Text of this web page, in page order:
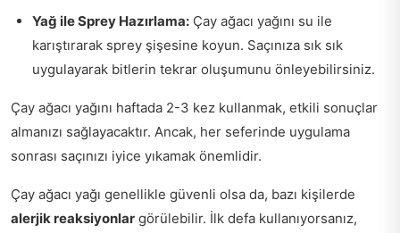
Yağ ile Sprey Hazırlama: Çay ağacı yağını su ile
karıştırarak sprey şişesine koyun. Saçınıza sık sık
uygulayarak bitlerin tekrar oluşumunu önleyebilirsiniz.
Çay ağacı yağını haftada 2-3 kez kullanmak, etkili sonuçlar
almanızı sağlayacaktır. Ancak, her seferinde uygulama
sonrası saçınızı iyice yıkamak önemlidir.
Çay ağacı yağı genellikle güvenli olsa da, bazı kişilerde
alerjik reaksiyonlar görülebilir. İlk defa kullanıyorsanız,